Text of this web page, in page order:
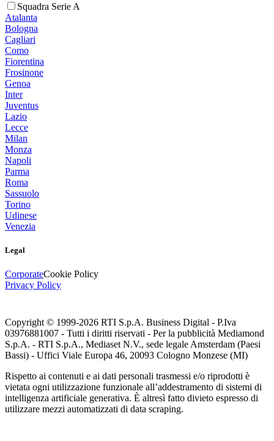
Squadra Serie A
Atalanta
Bologna
Cagliari
Como
Fiorentina
Frosinone
Genoa
Inter
Juventus
Lazio
Lecce
Milan
Monza
Napoli
Parma
Roma
Sassuolo
Torino
Udinese
Venezia
Legal
CorporateCookie Policy
Privacy Policy
Copyright © 1999-2026 RTI S.p.A. Business Digital - P.Iva
03976881007 - Tutti i diritti riservati - Per la pubblicità Mediamond
S.p.A. - RTI S.p.A., Mediaset N.V., sede legale Amsterdam (Paesi
Bassi) - Uffici Viale Europa 46, 20093 Cologno Monzese (MI)
Rispetto ai contenuti e ai dati personali trasmessi e/o riprodotti è
vietata ogni utilizzazione funzionale all’addestramento di sistemi di
intelligenza artificiale generativa. È altresì fatto divieto espresso di
utilizzare mezzi automatizzati di data scraping.